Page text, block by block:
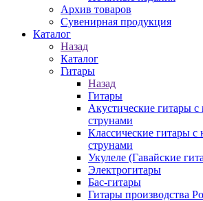
Архив товаров
Сувенирная продукция
Каталог
Назад
Каталог
Гитары
Назад
Гитары
Акустические гитары с
струнами
Классические гитары
струнами
Укулеле (Гавайские
Электрогитары
Бас-гитары
Гитары производства